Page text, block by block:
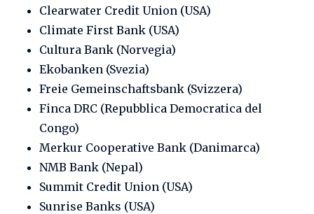
Clearwater Credit Union (USA)
Climate First Bank (USA)
Cultura Bank (Norvegia)
Ekobanken (Svezia)
Freie Gemeinschaftsbank (Svizzera)
Finca DRC (Repubblica Democratica del
Congo)
Merkur Cooperative Bank (Danimarca)
NMB Bank (Nepal)
Summit Credit Union (USA)
Sunrise Banks (USA)